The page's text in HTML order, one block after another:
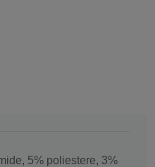
5% poliestere, 3%